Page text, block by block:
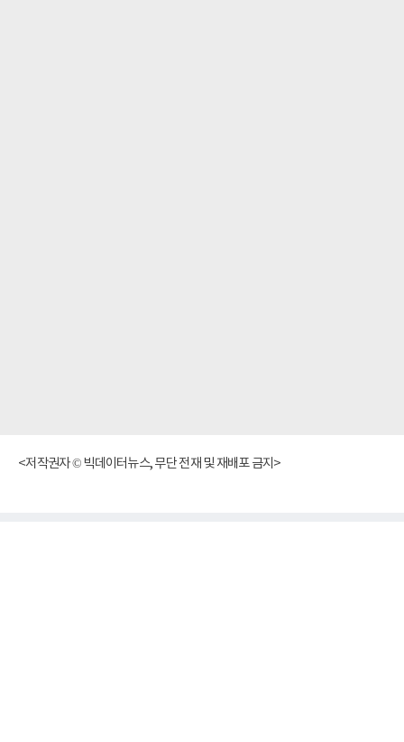
<저작권자 © 빅데이터뉴스, 무단 전재 및 재배포 금지>